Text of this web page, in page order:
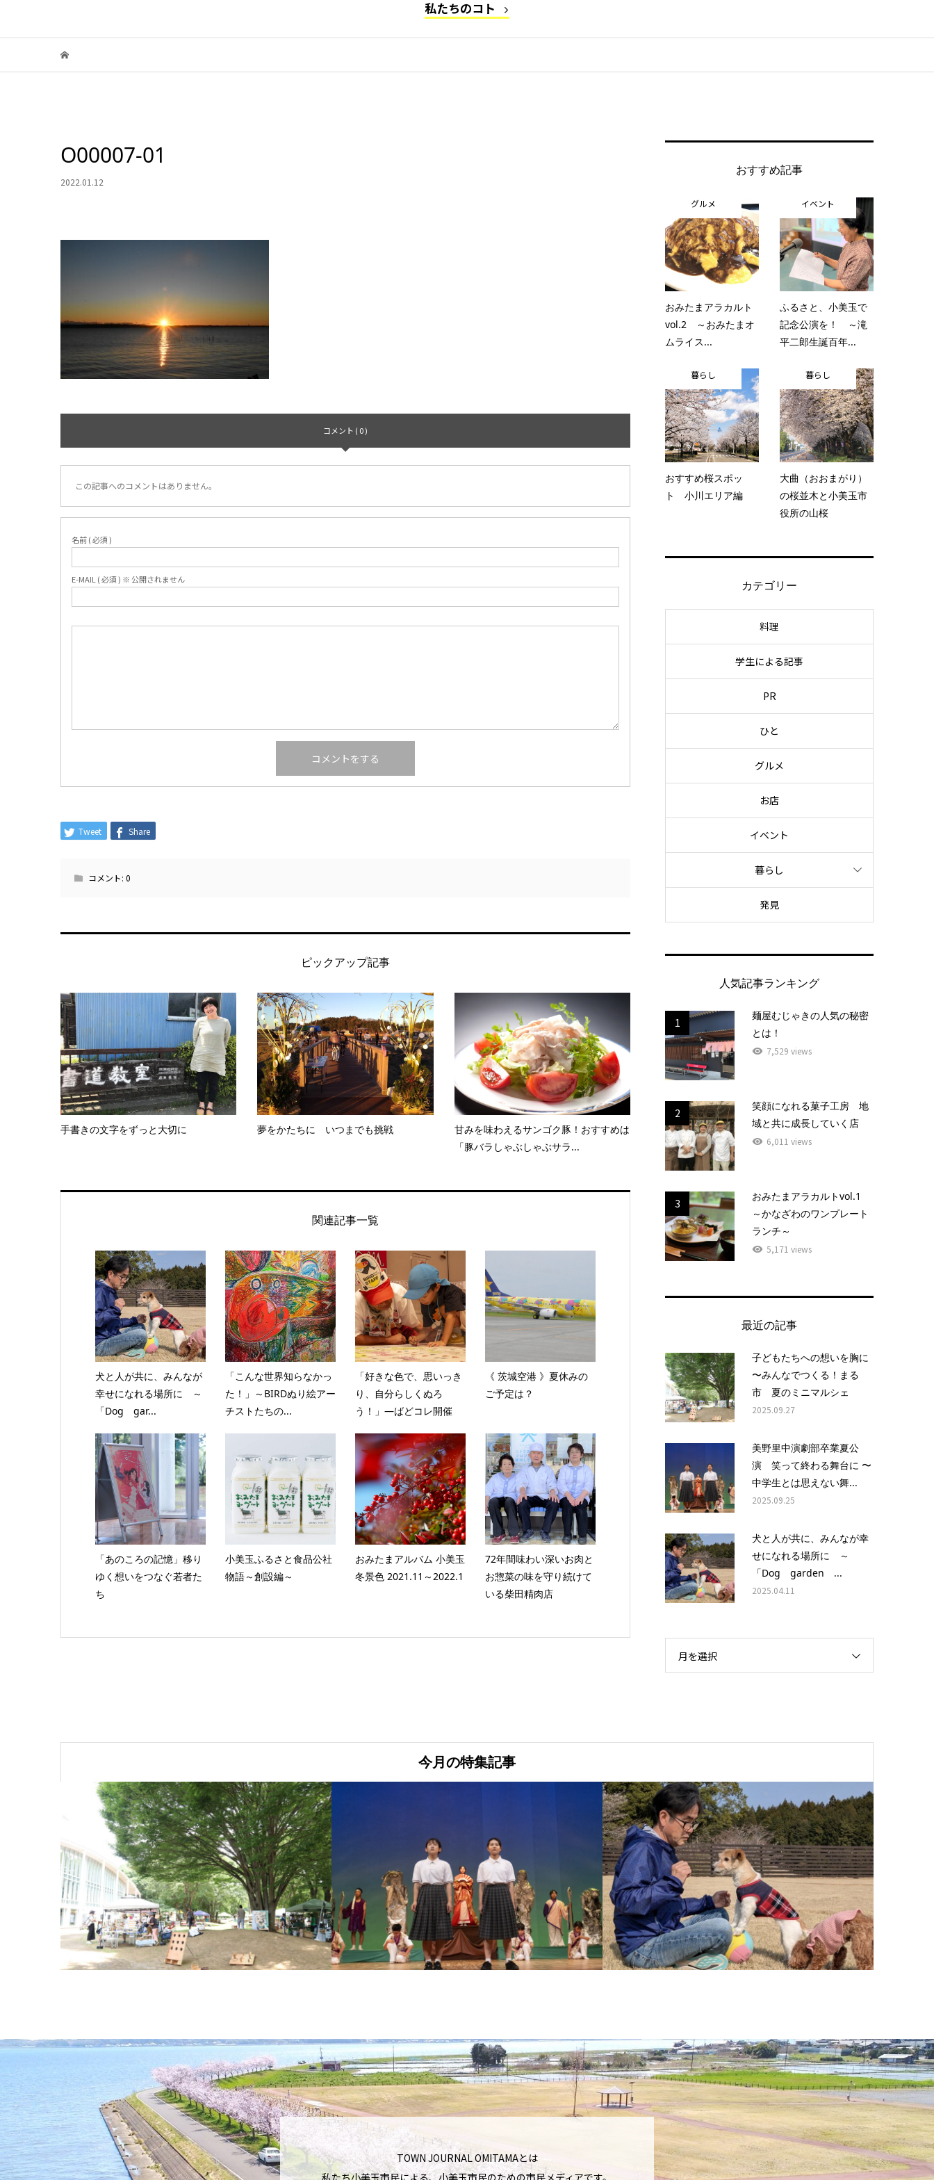
私たちのコト
O00007-01
2022.01.12
コメント ( 0 )
この記事へのコメントはありません。
名前 ( 必須 )
E-MAIL ( 必須 ) ※ 公開されません
Tweet Share
コメント: 0
ピックアップ記事
手書きの文字をずっと大切に 夢をかたちに いつまでも挑戦
甘みを味わえるサンゴク豚！おすすめは
「豚バラしゃぶしゃぶサラ...
関連記事一覧
犬と人が共に、みんなが
幸せになれる場所に ～
「Dog gar...
「こんな世界知らなかっ
た！」～BIRDぬり絵アー
チストたちの...
「好きな色で、思いっき
り、自分らしくぬろ
う！」―ばどコレ開催
《 茨城空港 》夏休みの
ご予定は？
「あのころの記憶」移り
ゆく想いをつなぐ若者た
ち
小美玉ふるさと食品公社
物語～創設編～
おみたまアルバム 小美玉
冬景色 2021.11～2022.1
72年間味わい深いお肉と
お惣菜の味を守り続けて
いる柴田精肉店
おすすめ記事
グルメ
おみたまアラカルト
vol.2 ～おみたまオ
ムライス...
イベント
ふるさと、小美玉で
記念公演を！ ～滝
平二郎生誕百年...
暮らし
おすすめ桜スポッ
ト 小川エリア編
暮らし
大曲（おおまがり）
の桜並木と小美玉市
役所の山桜
カテゴリー
料理
学生による記事
PR
ひと
グルメ
お店
イベント
暮らし
発見
人気記事ランキング
1
麺屋むじゃきの人気の秘密
とは！
7,529 views
2
笑顔になれる菓子工房 地
域と共に成長していく店
6,011 views
3
おみたまアラカルトvol.1
～かなざわのワンプレート
ランチ～
5,171 views
最近の記事
子どもたちへの想いを胸に
〜みんなでつくる！まる
市 夏のミニマルシェ
2025.09.27
美野里中演劇部卒業夏公
演 笑って終わる舞台に 〜
中学生とは思えない舞...
2025.09.25
犬と人が共に、みんなが幸
せになれる場所に ～
「Dog garden ...
2025.04.11
月を選択
今月の特集記事
TOWN JOURNAL OMITAMAとは